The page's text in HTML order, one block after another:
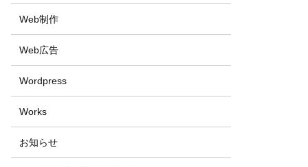
Web制作
Web広告
Wordpress
Works
お知らせ